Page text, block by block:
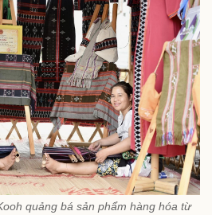
quảng bá sản phẩm hàng hóa từ